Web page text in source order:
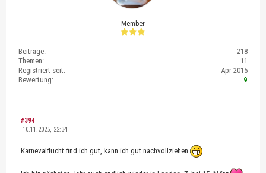
Member
Beiträge:
218
Themen:
11
Registriert seit:
Apr 2015
Bewertung:
9
#394
10.11.2025, 22:34
Karnevalflucht find ich gut, kann ich gut nachvollziehen